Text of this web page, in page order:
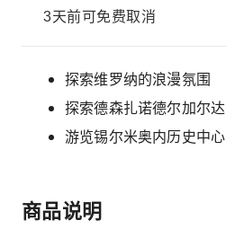
3天前可免费取消
探索维罗纳的浪漫氛围
探索德森扎诺德尔加尔
游览锡尔米奥内历史中
商品说明